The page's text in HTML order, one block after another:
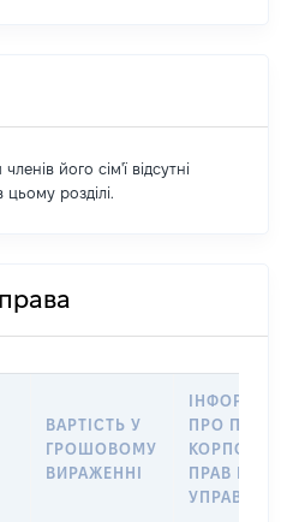
його сім'ї відсутні
розділі.
ВАРТІСТЬ У
ГРОШОВОМУ
ВИРАЖЕННІ
ПРО
ПРАВ В